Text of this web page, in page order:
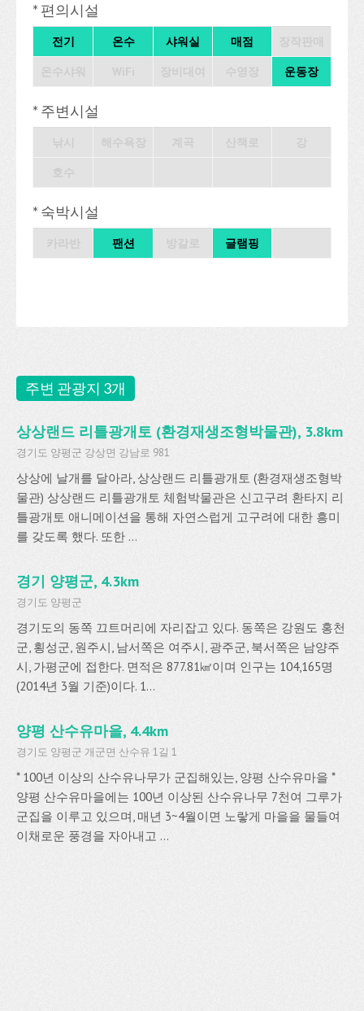
* 편의시설
전기 온수 샤워실 매점
운동장
* 주변시설
* 숙박시설
팬션 글램핑
주변 관광지 3개
상상랜드 리틀광개토 (환경재생조형박물관), 3.8km
경기도 양평군 강상면 강남로 981
상상에 날개를 달아라, 상상랜드 리틀광개토 (환경재생조형박
물관) 상상랜드 리틀광개토 체험박물관은 신고구려 환타지 리
틀광개토 애니메이션을 통해 자연스럽게 고구려에 대한 흥미
를 갖도록 했다. 또한 ...
경기 양평군, 4.3km
경기도 양평군
경기도의 동쪽 끄트머리에 자리잡고 있다. 동쪽은 강원도 홍천
군, 횡성군, 원주시, 남서쪽은 여주시, 광주군, 북서쪽은 남양주
시, 가평군에 접한다. 면적은 877.81㎢이며 인구는 104,165명
(2014년 3월 기준)이다. 1...
양평 산수유마을, 4.4km
경기도 양평군 개군면 산수유 1길 1
* 100년 이상의 산수유나무가 군집해있는, 양평 산수유마을 *
양평 산수유마을에는 100년 이상된 산수유나무 7천여 그루가
군집을 이루고 있으며, 매년 3~4월이면 노랗게 마을을 물들여
이채로운 풍경을 자아내고 ...